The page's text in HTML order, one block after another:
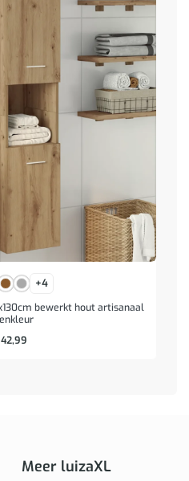
+4
bewerkt hout artisanaal
Meer luizaXL